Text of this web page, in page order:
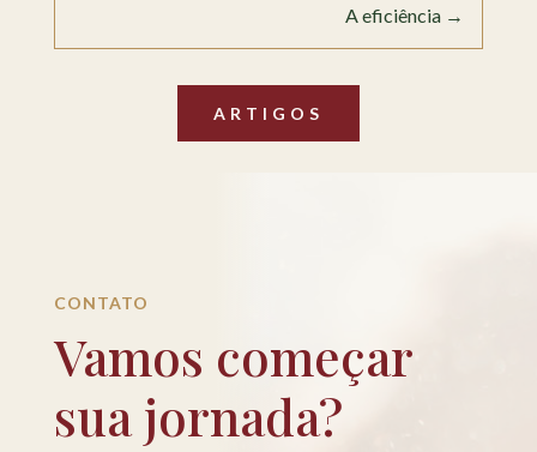
A eficiência →
ARTIGOS
CONTATO
Vamos começar
sua jornada?